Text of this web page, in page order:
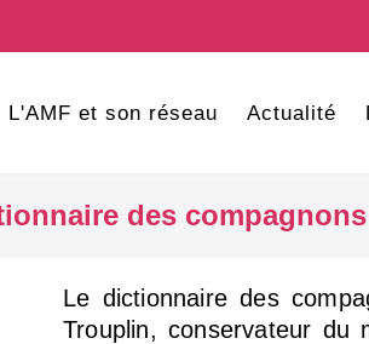
L'AMF et son réseau Actualité
des
Le dictionnaire des
Trouplin, conservateur du